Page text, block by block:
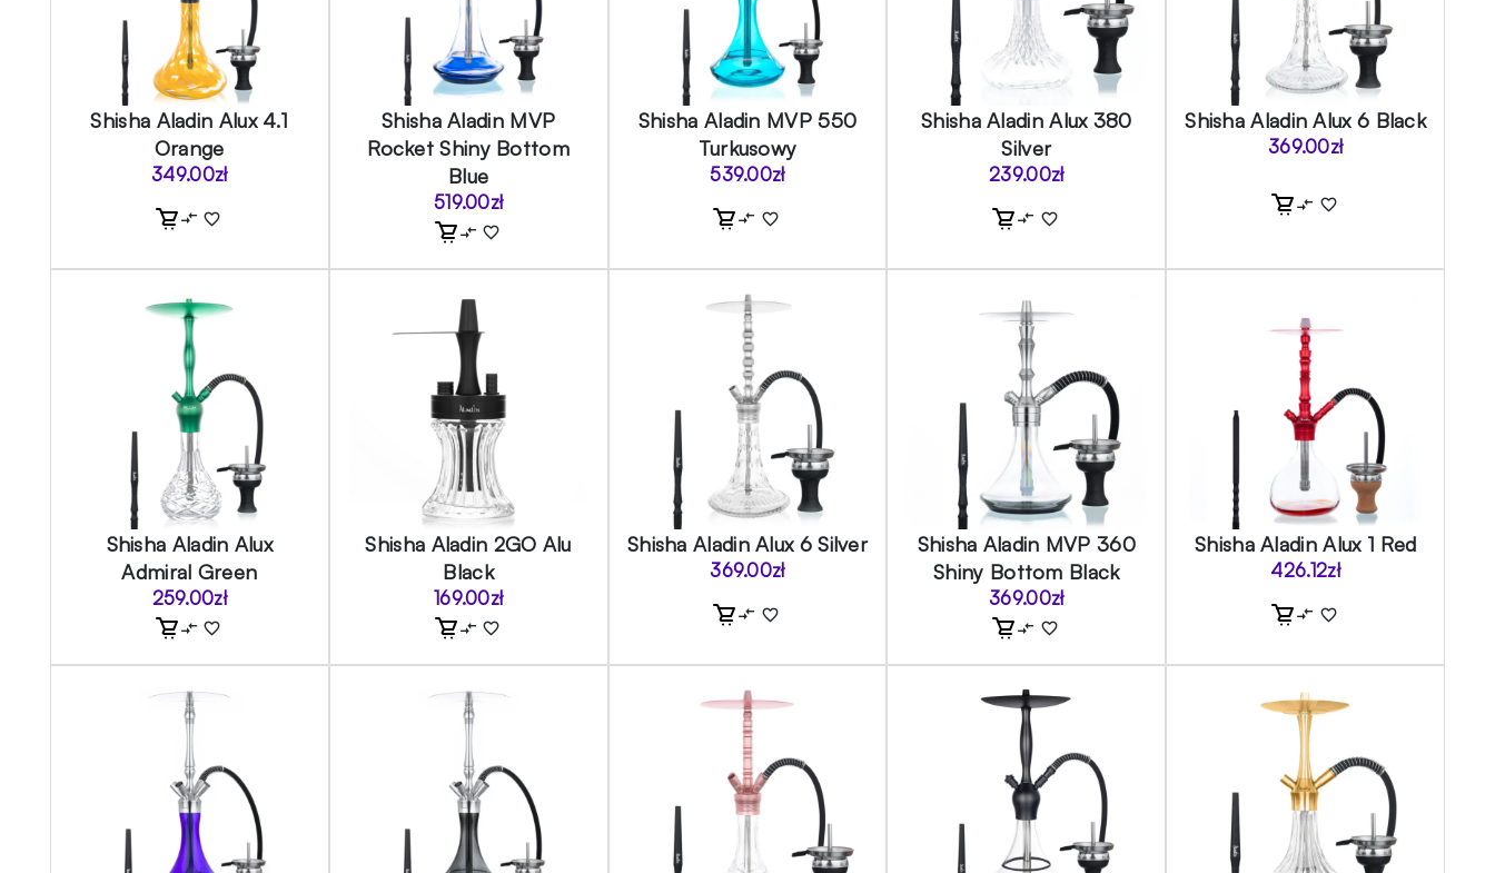
Shisha Aladin Alux 4.1
Orange
349.00zł
Shisha Aladin MVP
Rocket Shiny Bottom
Blue
519.00zł
Shisha Aladin MVP 550
Turkusowy
539.00zł
Shisha Aladin Alux 380
Silver
239.00zł
Shisha Aladin Alux 6 Black
369.00zł
Shisha Aladin Alux
Admiral Green
259.00zł
Shisha Aladin 2GO Alu
Black
169.00zł
Shisha Aladin Alux 6 Silver
369.00zł
Shisha Aladin MVP 360
Shiny Bottom Black
369.00zł
Shisha Aladin Alux 1 Red
426.12zł